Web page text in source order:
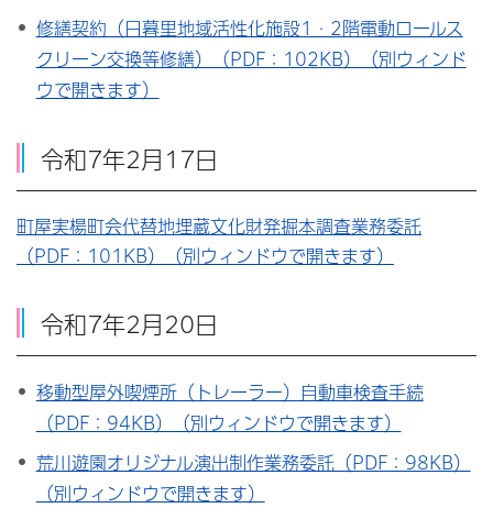
修繕契約（日暮里地域活性化施設1・2階電動ロールス
クリーン交換等修繕）（PDF：102KB）（別ウィンド
ウで開きます）
令和7年2月17日
町屋実楊町会代替地埋蔵文化財発掘本調査業務委託
（PDF：101KB）（別ウィンドウで開きます）
令和7年2月20日
移動型屋外喫煙所（トレーラー）自動車検査手続
（PDF：94KB）（別ウィンドウで開きます）
荒川遊園オリジナル演出制作業務委託（PDF：98KB）
（別ウィンドウで開きます）